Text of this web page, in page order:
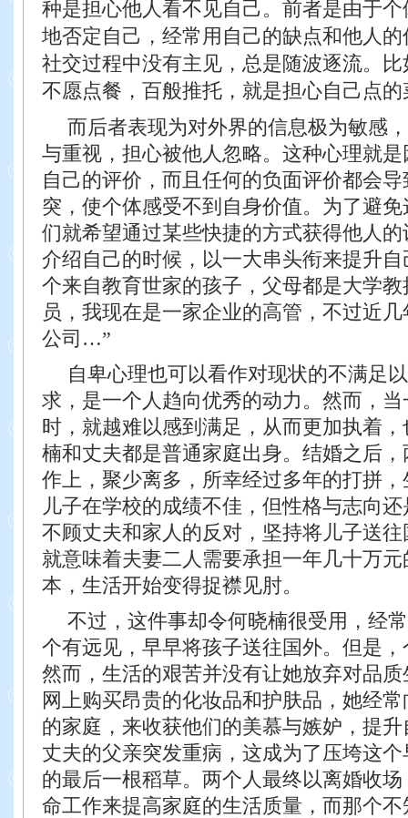
种是担心他人看不见自己。前者是由于个
地否定自己，经常用自己的缺点和他人的
社交过程中没有主见，总是随波逐流。比
不愿点餐，百般推托，就是担心自己点的
而后者表现为对外界的信息极为敏感
与重视，担心被他人忽略。这种心理就
自己的评价，而且任何的负面评价都会
突，使个体感受不到自身价值。为了避
们就希望通过某些快捷的方式获得他人
介绍自己的时候，以一大串头衔来提升
个来自教育世家的孩子，父母都是大学
员，我现在是一家企业的高管，不过近
公司…”
自卑心理也可以看作对现状的不满足
求，是一个人趋向优秀的动力。然而，
时，就越难以感到满足，从而更加执着
楠和丈夫都是普通家庭出身。结婚之后
作上，聚少离多，所幸经过多年的打拼
儿子在学校的成绩不佳，但性格与志向
不顾丈夫和家人的反对，坚持将儿子送
就意味着夫妻二人需要承担一年几十万元
本，生活开始变得捉襟见肘。
不过，这件事却令何晓楠很受用，经
个有远见，早早将孩子送往国外。但是
然而，生活的艰苦并没有让她放弃对品
网上购买昂贵的化妆品和护肤品，她经
的家庭，来收获他们的美慕与嫉妒，提
丈夫的父亲突发重病，这成为了压垮这
的最后一根稻草。 两个人最终以离婚收
命工作来提高家庭的生活质量，而那个